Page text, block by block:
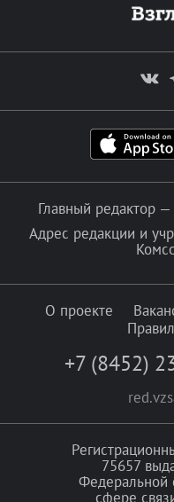
Главный редактор
Адрес редакции и
О проекте
+7 (8452)
75657
Федеральной
сфере